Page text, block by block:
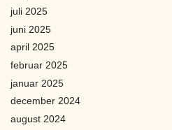
juli 2025
juni 2025
april 2025
februar 2025
januar 2025
december 2024
august 2024